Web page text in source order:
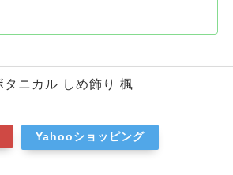
ニカル しめ飾り 楓
Yahooショッピング